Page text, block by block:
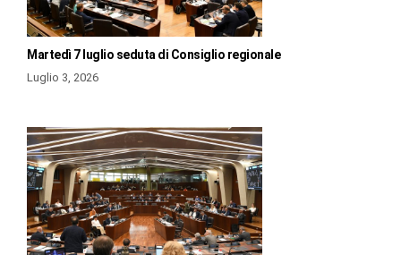
Martedì 7 luglio seduta di Consiglio regionale
Luglio 3, 2026